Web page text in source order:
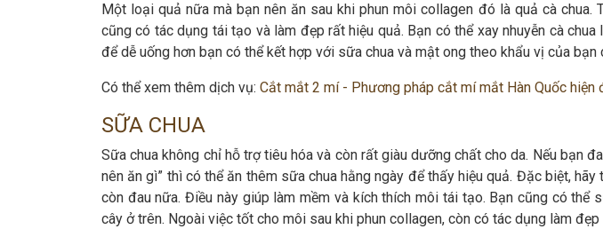
Một loại quả nữa mà bạn nên ăn sau khi phun môi collagen đó là quả cà chua.
cũng có tác dụng tái tạo và làm đẹp rất hiệu quả. Bạn có thể xay nhuyễn cà
để dễ uống hơn bạn có thể kết hợp với sữa chua và mật ong theo khẩu vị của bạn
Có thể xem thêm dịch vụ: Cắt mắt 2 mí - Phương pháp cắt mí mắt Hàn Quốc hiện
SỮA CHUA
Sữa chua không chỉ hỗ trợ tiêu hóa và còn rất giàu dưỡng chất cho da. Nếu bạn
nên ăn gì” thì có thể ăn thêm sữa chua hằng ngày để thấy hiệu quả. Đặc biệt,
còn đau nữa. Điều này giúp làm mềm và kích thích môi tái tạo. Bạn cũng có thể
cây ở trên. Ngoài việc tốt cho môi sau khi phun collagen, còn có tác dụng làm đẹp